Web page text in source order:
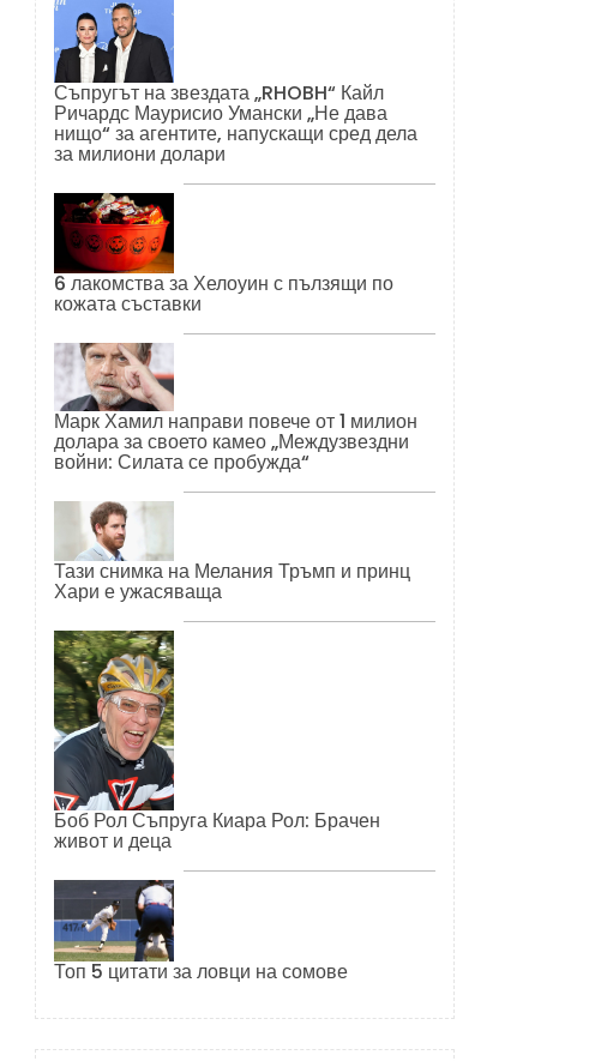
Съпругът на звездата „RHOBH“ Кайл
Ричардс Маурисио Умански „Не дава
нищо“ за агентите, напускащи сред дела
за милиони долари
6 лакомства за Хелоуин с пълзящи по
кожата съставки
Марк Хамил направи повече от 1 милион
долара за своето камео „Междузвездни
войни: Силата се пробужда“
Тази снимка на Мелания Тръмп и принц
Хари е ужасяваща
Боб Рол Съпруга Киара Рол: Брачен
живот и деца
Топ 5 цитати за ловци на сомове